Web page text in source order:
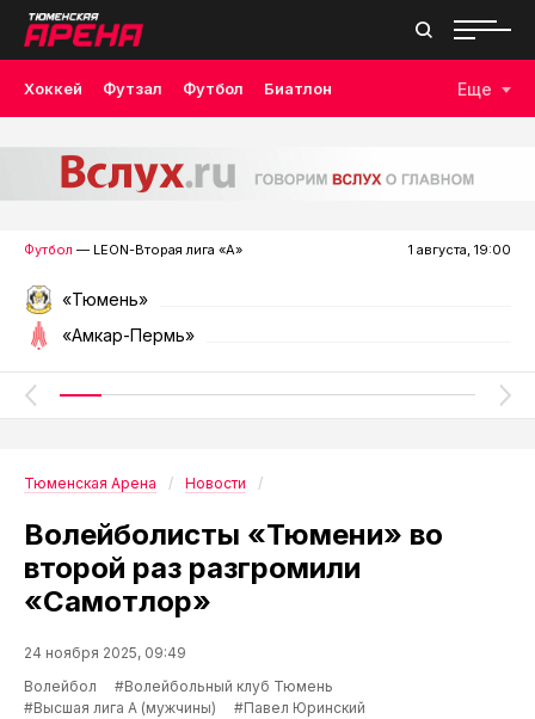
Хоккей Футзал Футбол Биатлон Еще
Футбол — LEON-Вторая лига «А» 1 августа, 19:00
«Тюмень»
«Амкар-Пермь»
Тюменская Арена Новости
Волейболисты «Тюмени» во
второй раз разгромили
«Самотлор»
24 ноября 2025, 09:49
Волейбол
#Волейбольный клуб Тюмень
#Высшая лига А (мужчины)
#Павел Юринский